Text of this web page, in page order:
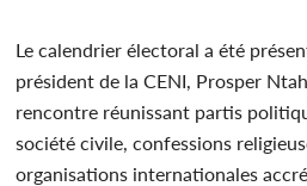
Le calendrier électoral a été
président de la CENI, Prosper
rencontre réunissant partis
société civile, confessions
organisations internationales